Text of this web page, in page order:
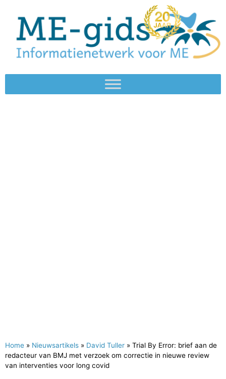
Home » Nieuwsartikels » David Tuller » Trial By Error: brief aan de
redacteur van BMJ met verzoek om correctie in nieuwe review
van interventies voor long covid